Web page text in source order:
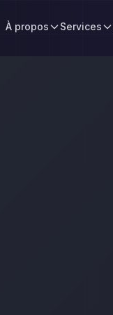
À propos Services